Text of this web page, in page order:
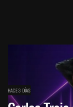
HACE 3 DÍAS